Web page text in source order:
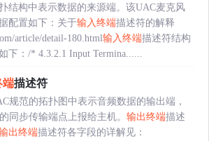
结构中表示数据的来源端。该UAC麦克风
配置如下：关于输入终端描述符的解释
article/detail-180.html 输入终端描述符结构
下：/* 4.3.2.1 Input Termina......
端描述符
规范的拓扑图中表示音频数据的输出端，
同步传输端点上报给主机。 输出终端描述
出终端描述符各字段的详解见：